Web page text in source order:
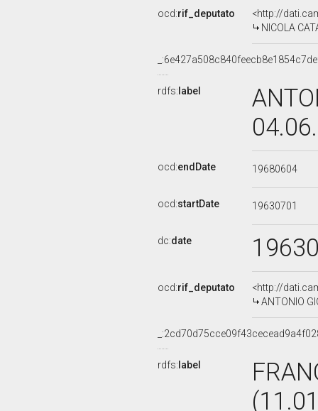
ocd:rif_deputato
<http://
NICOLA
rdfs: label
ocd:endDate 19680604
ocd:startDate 19630701
dc:date
ocd:rif_deputato
<http://
ANTONIO
rdfs: label